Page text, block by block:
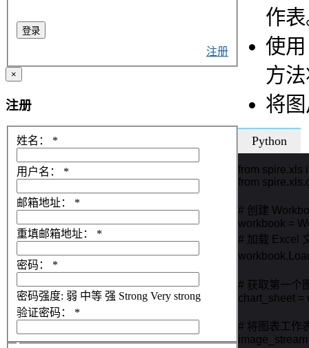
作
使
方
将
Python
from spire.xls
from
# 创建
workbook =
# 加载 Excel
# 获取第一个
chart_sheet =
# 将图表工作
登录
注册
×
注册
姓名： *
用户名： *
邮箱地址： *
重填邮箱地址： *
密码： *
密码强度: 弱 中等 强 Strong Very strong
验证密码：
*